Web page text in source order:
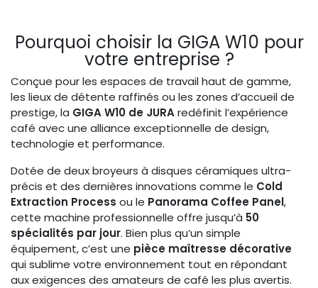
Pourquoi choisir la GIGA W10 pour
votre entreprise ?
Conçue pour les espaces de travail haut de gamme,
les lieux de détente raffinés ou les zones d’accueil de
prestige, la GIGA W10 de JURAredéfinit l’expérience
café avec une alliance exceptionnelle de design,
technologie et performance.
Dotée de deux broyeurs à disques céramiques ultra-
précis et des dernières innovations comme le Cold
Extraction Process ou le Panorama Coffee Panel,
cette machine professionnelle offre jusqu’à 50
spécialités par jour. Bien plus qu’un simple
équipement, c’est une pièce maîtresse décorative
qui sublime votre environnement tout en répondant
aux exigences des amateurs de café les plus avertis.